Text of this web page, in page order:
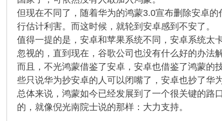
但现在不同了，随着华为的鸿蒙3.0宣布删除安卓
行估计利害。而这时候，就轮到安卓感到不安了。
值得一提的是，安卓和苹果系统不同，安卓系统太
忽视的，直到现在，谷歌公司也没有什么好的办法
而且，不光鸿蒙借鉴了安卓，安卓也借鉴了鸿蒙的
些只说华为抄安卓的人可以闭嘴了，安卓也抄了华
总体来说，鸿蒙如今已经发展到了一个很关键的路
的，就像倪光南院士说的那样：大力支持。